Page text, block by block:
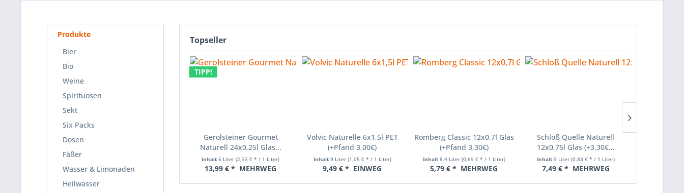
Produkte
Bier
Bio
Weine
Spirituosen
Sekt
Six Packs
Dosen
Fäßer
Wasser & Limonaden
Heilwasser
Topseller
TIPP!
Gerolsteiner Gourmet
Naturell 24x0,25l Glas...
Inhalt6 Liter(2,33 € * / 1 Liter)
13,99 € * MEHRWEG
Volvic Naturelle 6x1,5l PET
(+Pfand 3,00€)
Inhalt 9 Liter (1,05 € * / 1 Liter)
9,49 € * EINWEG
Romberg Classic 12x0,7l Glas
(+Pfand 3,30€)
Inhalt 8.4 Liter (0,69 € * / 1 Liter)
5,79 € * MEHRWEG
Schloß Quelle Naturell
12x0,75l Glas (+3,30€...
Inhalt 9 Liter (0,83 € * / 1 Liter)
7,49 € * MEHRWEG